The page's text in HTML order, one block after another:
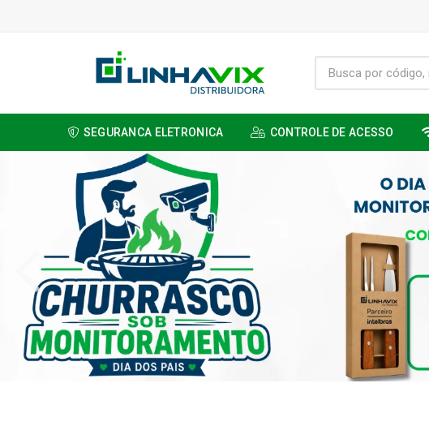
SEGURANCA ELETRONICA CONTROLE DE ACESSO